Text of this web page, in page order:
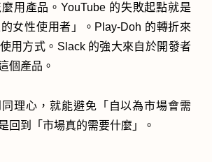
用產品。YouTube 的失敗起點就是
的女性使用者」。Play-Doh 的轉折來
用方式。Slack 的強大來自於開發者
個產品。
理心，就能避免「自以為市場會需
回到「市場真的需要什麼」。